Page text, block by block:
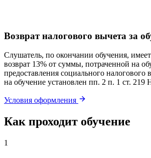
Возврат налогового вычета за
Слушатель, по окончании обучения,
возврат 13% от суммы, потраченной на
предоставления социального налогового
на обучение установлен пп. 2 п. 1 ст.
Условия оформления
Как проходит обучение
1